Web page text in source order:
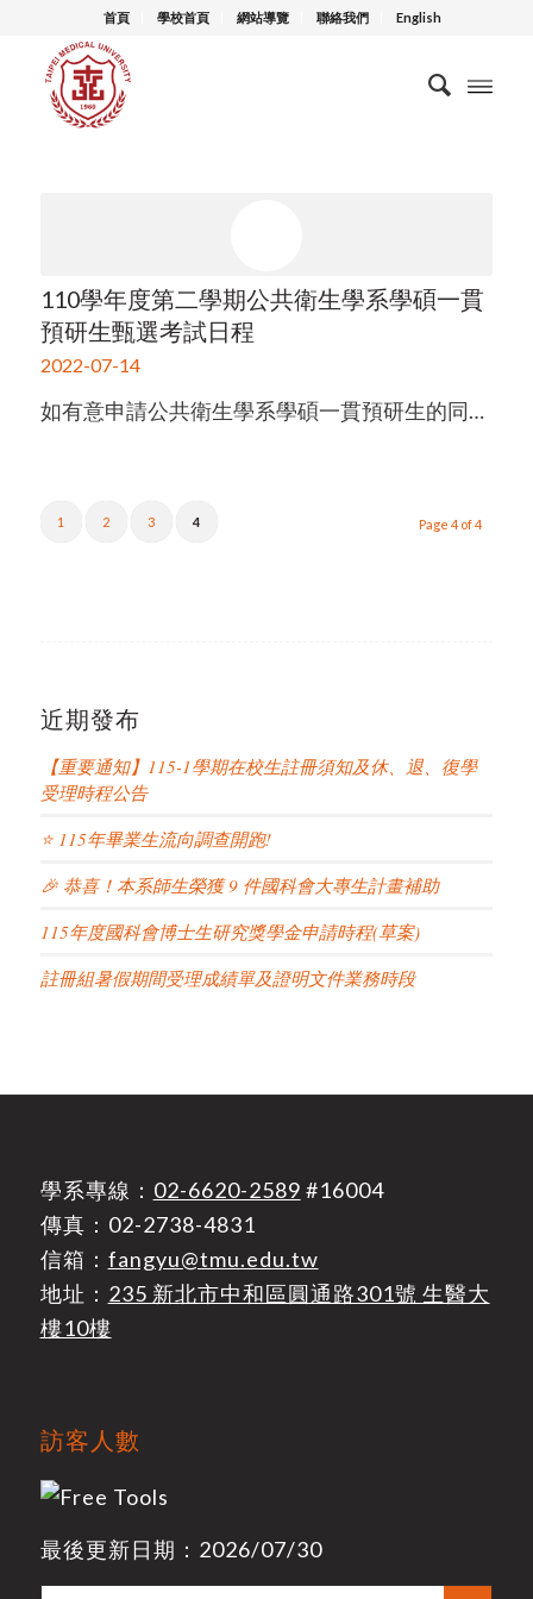
首頁 學校首頁 網站導覽 聯絡我們 English
110學年度第二學期公共衛生學系學碩一貫
預研生甄選考試日程
2022-07-14
如有意申請公共衛生學系學碩一貫預研生的同…
Page 4 of 4
1 2 3 4
近期發布
【重要通知】115-1學期在校生註冊須知及休、退、復學
受理時程公告
⭐ 115年畢業生流向調查開跑!
🎉 恭喜！本系師生榮獲 9 件國科會大專生計畫補助
115年度國科會博士生研究獎學金申請時程(草案)
註冊組暑假期間受理成績單及證明文件業務時段
學系專線： 02-6620-2589 #16004
傳真：02-2738-4831
信箱： fangyu@tmu.edu.tw
地址： 235 新北市中和區圓通路301號 生醫大
樓10樓
訪客人數
最後更新日期：2026/07/30